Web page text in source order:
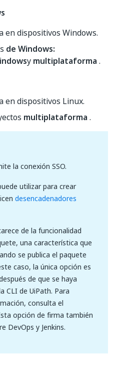
en dispositivos Windows.
de Windows:
y multiplataforma .
en dispositivos Linux.
multiplataforma .
la conexión SSO.
utilizar para crear
desencadenadores
de la funcionalidad
una característica que
se publica el paquete
caso, la única opción es
de que se haya
CLI de UiPath. Para
consulta el
opción de firma también
DevOps y Jenkins.